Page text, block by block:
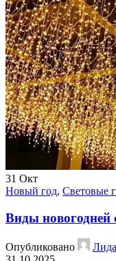
31 Окт
Новый год, Световые
Виды новогодней
Опубликовано
Лида